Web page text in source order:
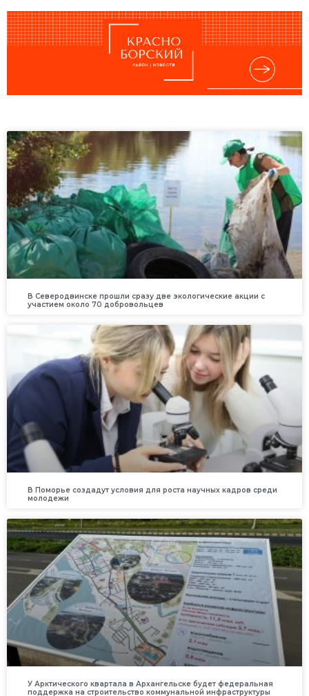
В Северодвинске прошли сразу две экологические акции с
участием около 70 добровольцев
В Поморье создадут условия для роста научных кадров среди
молодежи
У Арктического квартала в Архангельске будет федеральная
поддержка на строительство коммунальной инфраструктуры